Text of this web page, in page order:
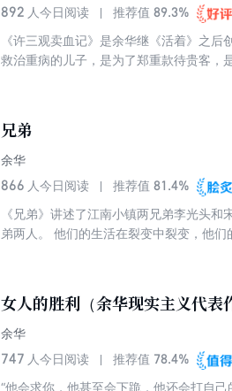
892 人今日阅读 推荐值 89.3%
《许三观卖血记》是余华继《活着》之
救治重病的儿子，是为了郑重款待贵客，
兄弟
余华
866 人今日阅读 推荐值 81.4%
《兄弟》讲述了江南小镇两兄弟李光头
弟两人。 他们的生活在裂变中裂变，他
浮，展示了中国四十年的历史变迁。——《
女人的胜利（余华现实主义代表
余华
747 人今日阅读 推荐值 78.4%
“他会求你，他甚至会下跪，他还会打自